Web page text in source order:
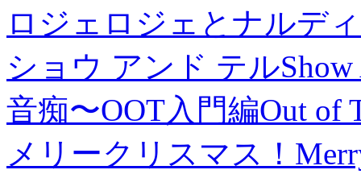
ロジェロジェとナルデ
ショウ アンド テル
音痴〜OOT入門編Out of
メリークリスマス！